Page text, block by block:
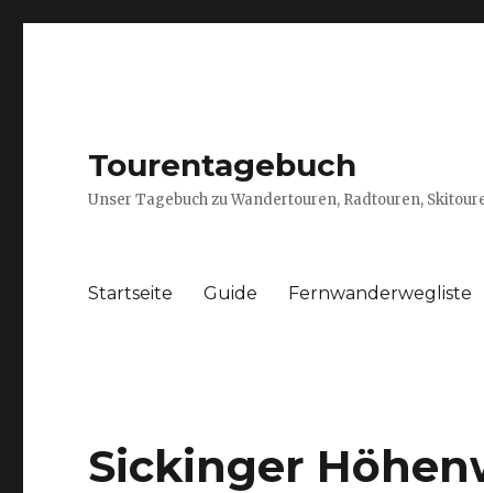
Tourentagebuch
Unser Tagebuch zu Wandertouren, Radtouren,
Startseite Guide Fernwanderwegliste
Sickinger